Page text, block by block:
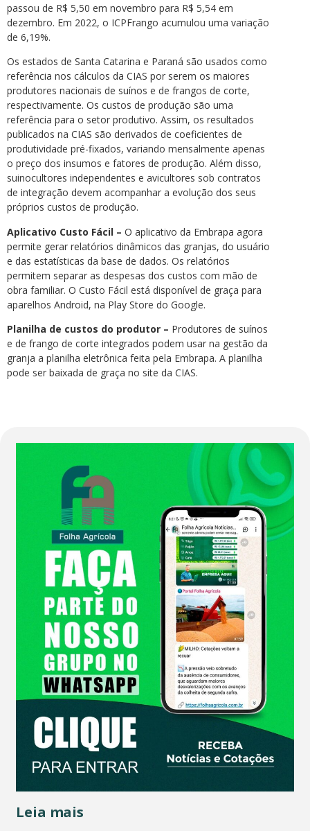
passou de R$ 5,50 em novembro para R$ 5,54 em
dezembro. Em 2022, o ICPFrango acumulou uma variação
de 6,19%.
Os estados de Santa Catarina e Paraná são usados como
referência nos cálculos da CIAS por serem os maiores
produtores nacionais de suínos e de frangos de corte,
respectivamente. Os custos de produção são uma
referência para o setor produtivo. Assim, os resultados
publicados na CIAS são derivados de coeficientes de
produtividade pré-fixados, variando mensalmente apenas
o preço dos insumos e fatores de produção. Além disso,
suinocultores independentes e avicultores sob contratos
de integração devem acompanhar a evolução dos seus
próprios custos de produção.
Aplicativo Custo Fácil – O aplicativo da Embrapa agora
permite gerar relatórios dinâmicos das granjas, do usuário
e das estatísticas da base de dados. Os relatórios
permitem separar as despesas dos custos com mão de
obra familiar. O Custo Fácil está disponível de graça para
aparelhos Android, na Play Store do Google.
Planilha de custos do produtor – Produtores de suínos
e de frango de corte integrados podem usar na gestão da
granja a planilha eletrônica feita pela Embrapa. A planilha
pode ser baixada de graça no site da CIAS.
Leia mais